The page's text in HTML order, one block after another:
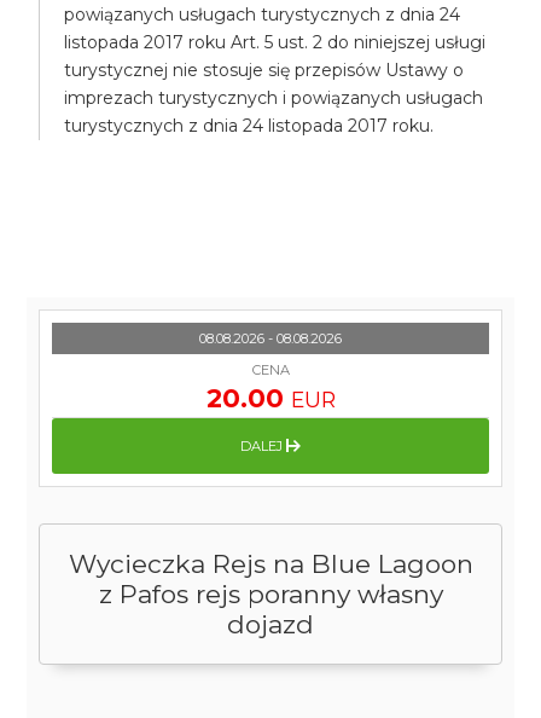
powiązanych usługach turystycznych z dnia 24
listopada 2017 roku Art. 5 ust. 2 do niniejszej usługi
turystycznej nie stosuje się przepisów Ustawy o
imprezach turystycznych i powiązanych usługach
turystycznych z dnia 24 listopada 2017 roku.
Wycieczka Rejs na Blue Lagoon
z Pafos rejs poranny własny
dojazd
08.08.2026 - 08.08.2026
CENA
20.00 EUR
DALEJ